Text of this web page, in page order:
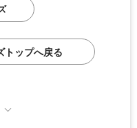
トップへ戻る